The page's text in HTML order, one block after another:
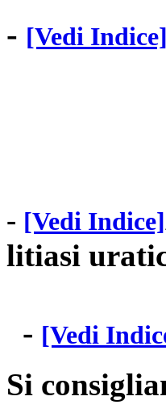
- [Vedi Indice]
- [Vedi Indice]
litiasi
- [Vedi
Si